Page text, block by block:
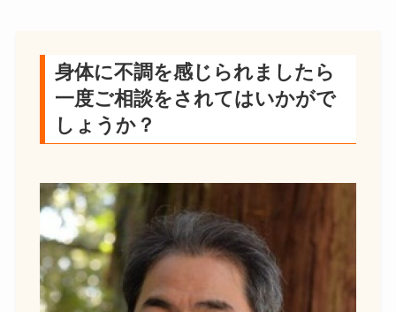
身体に不調を感じられましたら
一度ご相談をされてはいかがで
しょうか？